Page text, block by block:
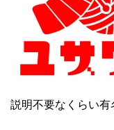
説明不要なくらい有